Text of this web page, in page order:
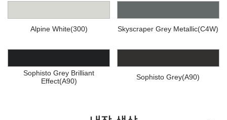
Alpine White(300) Skyscraper Grey Metallic(C4W)
Sophisto Grey Brilliant
Effect(A90)
Sophisto Grey(A90)